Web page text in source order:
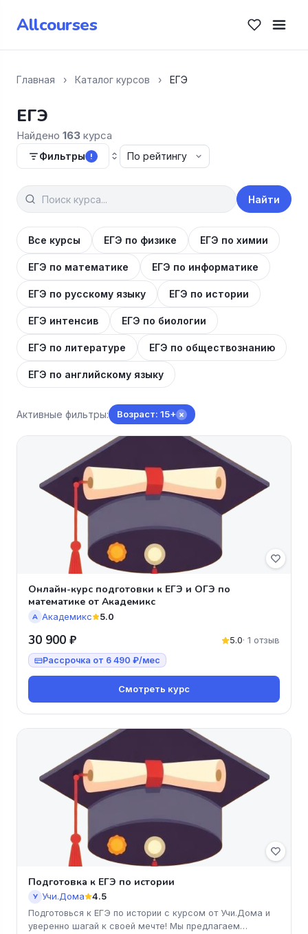
Allcourses
Главная › Каталог курсов › ЕГЭ
ЕГЭ
Найдено 163 курса
Фильтры !
Найти
Все курсы ЕГЭ по физике ЕГЭ по химии
ЕГЭ по математике ЕГЭ по информатике
ЕГЭ по русскому языку ЕГЭ по истории
ЕГЭ интенсив ЕГЭ по биологии
ЕГЭ по литературе ЕГЭ по обществознанию
ЕГЭ по английскому языку
Активные фильтры: Возраст: 15+ ×
Онлайн-курс подготовки к ЕГЭ и ОГЭ по
математике от Академикс
А Академикс 5.0
30 900 ₽ 5.0· 1 отзыв
Рассрочка от 6 490 ₽/мес
Смотреть курс
Подготовка к ЕГЭ по истории
У Учи.Дома 4.5
Подготовься к ЕГЭ по истории с курсом от Учи.Дома и
уверенно шагай к своей мечте! Мы предлагаем